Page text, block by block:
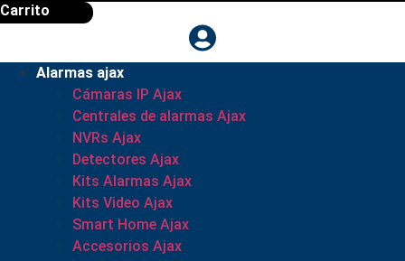
Carrito
Alarmas ajax
Cámaras IP Ajax
Centrales de alarmas Ajax
NVRs Ajax
Detectores Ajax
Kits Alarmas Ajax
Kits Video Ajax
Smart Home Ajax
Accesorios Ajax